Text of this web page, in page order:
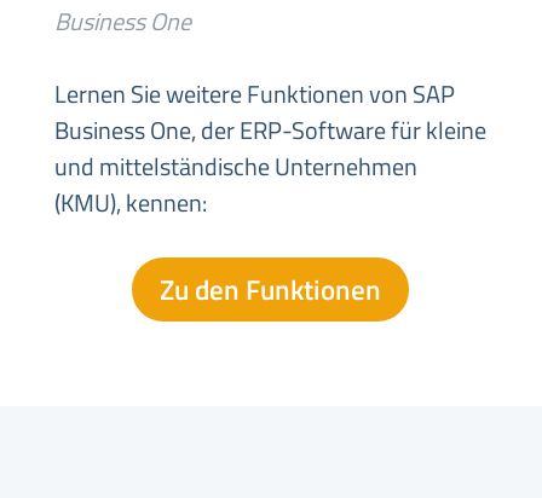
Business One
Lernen Sie weitere Funktionen von SAP
Business One, der ERP-Software für kleine
und mittelständische Unternehmen
(KMU), kennen:
Zu den Funktionen